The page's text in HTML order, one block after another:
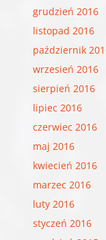
grudzień 2016
listopad 2016
październik
wrzesień 2016
sierpień 2016
lipiec 2016
czerwiec 2016
maj 2016
kwiecień 2016
marzec 2016
luty 2016
styczeń 2016